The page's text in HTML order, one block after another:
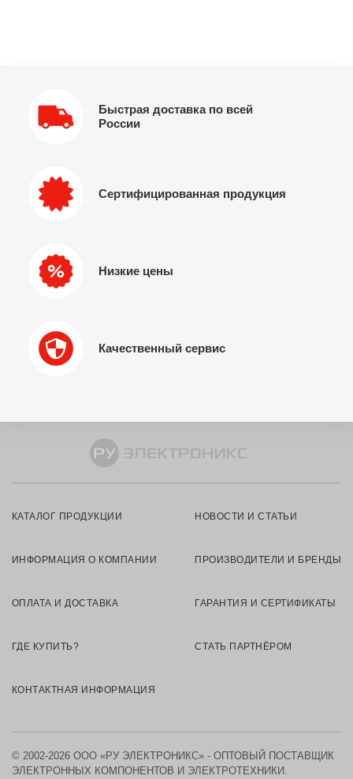
Быстрая доставка по всей
России
Сертифицированная продукция
Низкие цены
Качественный сервис
КАТАЛОГ ПРОДУКЦИИ НОВОСТИ И СТАТЬИ
ИНФОРМАЦИЯ О КОМПАНИИ ПРОИЗВОДИТЕЛИ И БРЕНДЫ
ОПЛАТА И ДОСТАВКА ГАРАНТИЯ И СЕРТИФИКАТЫ
ГДЕ КУПИТЬ? СТАТЬ ПАРТНЁРОМ
КОНТАКТНАЯ ИНФОРМАЦИЯ
© 2002-2026 ООО «РУ ЭЛЕКТРОНИКС» - ОПТОВЫЙ ПОСТАВЩИК
ЭЛЕКТРОННЫХ КОМПОНЕНТОВ И ЭЛЕКТРОТЕХНИКИ.